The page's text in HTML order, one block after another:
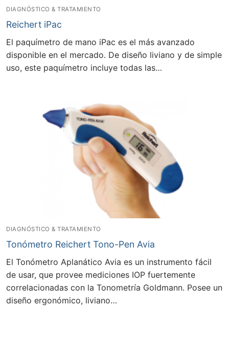
DIAGNÓSTICO & TRATAMIENTO
Reichert iPac
El paquímetro de mano iPac es el más avanzado
disponible en el mercado. De diseño liviano y de simple
uso, este paquímetro incluye todas las…
DIAGNÓSTICO & TRATAMIENTO
Tonómetro Reichert Tono-Pen Avia
El Tonómetro Aplanático Avia es un instrumento fácil
de usar, que provee mediciones IOP fuertemente
correlacionadas con la Tonometría Goldmann. Posee un
diseño ergonómico, liviano…